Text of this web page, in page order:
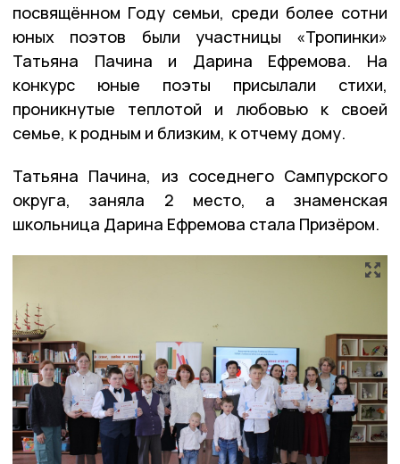
посвящённом Году семьи, среди более сотни
юных поэтов были участницы «Тропинки»
Татьяна Пачина и Дарина Ефремова. На
конкурс юные поэты присылали стихи,
проникнутые теплотой и любовью к своей
семье, к родным и близким, к отчему дому.
Татьяна Пачина, из соседнего Сампурского
округа, заняла 2 место, а знаменская
школьница Дарина Ефремова стала Призёром.